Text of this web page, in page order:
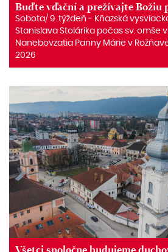
Buďte vďační a prežívajte Božiu
Sobota/ 9. týždeň ‒ Kňazská
Stanislava Stolárika počas sv. omše
Nanebovzatia Panny Márie v
2026